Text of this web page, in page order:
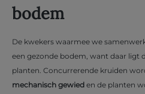
bodem
De kwekers waarmee we
een gezonde bodem, want daar ligt
planten. Concurrerende kruiden
mechanisch gewied en de planten